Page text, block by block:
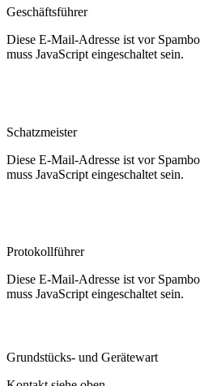
Geschäftsführer
Diese E-Mail-Adresse ist vor
muss JavaScript eingeschaltet sein.
Schatzmeister
Diese E-Mail-Adresse ist vor
muss JavaScript eingeschaltet sein.
Protokollführer
Diese E-Mail-Adresse ist vor
muss JavaScript eingeschaltet sein.
Grundstücks- und ­Gerätewart